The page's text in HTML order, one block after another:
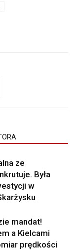
ze
Była
w
mandat!
a Kielcami
prędkości